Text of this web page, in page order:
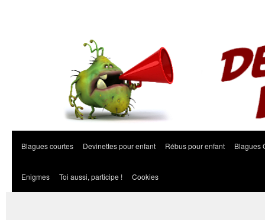
Blagues courtes Devinettes pour enfant Rébus pour enfant Blagues
Enigmes Toi aussi, participe ! Cookies